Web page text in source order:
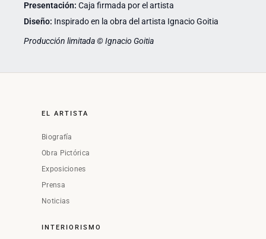
Presentación: Caja firmada por el artista
Diseño: Inspirado en la obra del artista Ignacio Goitia
Producción limitada © Ignacio Goitia
EL ARTISTA
Biografía
Obra Pictórica
Exposiciones
Prensa
Noticias
INTERIORISMO